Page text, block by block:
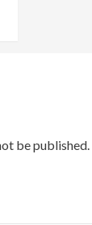
be published.